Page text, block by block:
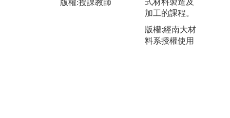
版權:授課教師
文撰寫及海報
製作能力。
http://www.mse.
ttu.edu.tw/bin/h
加工的課程。
版權:經南大材
料系授權使用